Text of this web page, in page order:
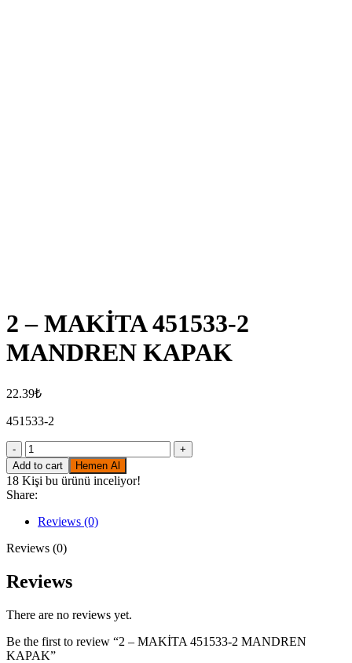
2 – MAKİTA 451533-2
MANDREN KAPAK
22.39₺
451533-2
2
-
MAKİTA
451533-
2
MANDREN
KAPAK
quantity
Add to cart Hemen Al
18 Kişi bu ürünü inceliyor!
Share:
Reviews (0)
Reviews (0)
Reviews
There are no reviews yet.
Be the first to review “2 – MAKİTA 451533-2 MANDREN
KAPAK”